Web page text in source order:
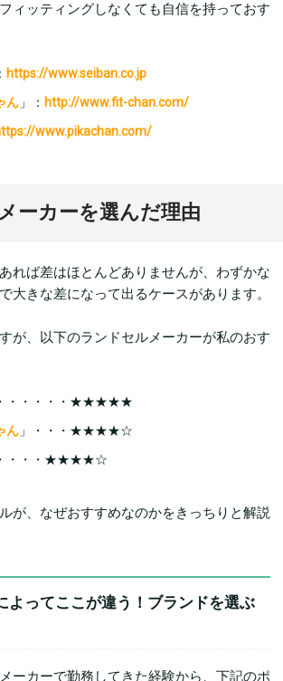
ィッティングしなくても自信を持っておす
https://www.seiban.co.jp
ん 」： http://www.fit-chan.com/
www.pikachan.com/
ーカーを選んだ理由
れば差はほとんどありませんが、わずかな
大きな差になって出るケースがあります。
が、以下のランドセルメーカーが私のおす
・・・・・★★★★★
ん 」・・・★★★★☆
・・・・★★★★☆
が、なぜおすすめなのかをきっちりと解説
よってここが違う！ブランドを選ぶ
ーカーで勤務してきた経験から、下記のポ